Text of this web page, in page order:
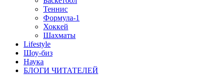
Теннис
Формула-1
Хоккей
Шахматы
Lifestyle
Шоу-биз
Наука
БЛОГИ ЧИТАТЕЛЕЙ